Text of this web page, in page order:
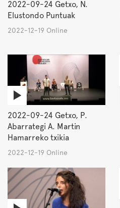
2022-09-24 Getxo, N.
Elustondo Puntuak
2022-12-19 Online
2022-09-24 Getxo, P.
Abarrategi A. Martin
Hamarreko txikia
2022-12-19 Online